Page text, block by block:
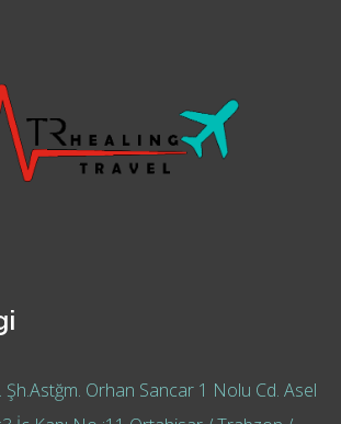
Orhan Sancar 1 Nolu Cd. Asel